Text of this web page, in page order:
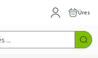
Üres